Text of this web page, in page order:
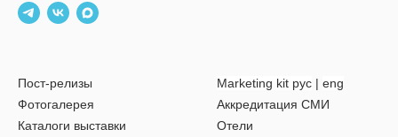
Пост-релизы
Фотогалерея
Каталоги выставки
Marketing kit рус | eng
Аккредитация СМИ
Отели